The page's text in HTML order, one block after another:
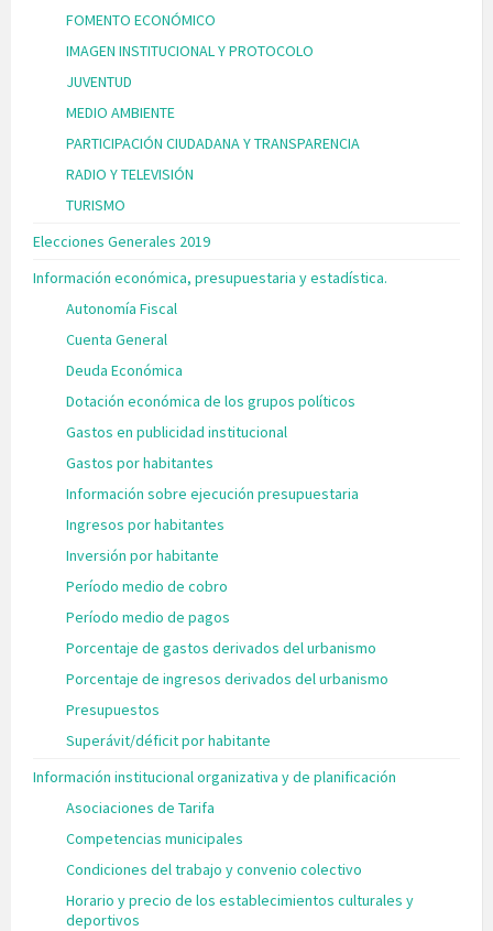
FOMENTO ECONÓMICO
IMAGEN INSTITUCIONAL Y PROTOCOLO
JUVENTUD
MEDIO AMBIENTE
PARTICIPACIÓN CIUDADANA Y TRANSPARENCIA
RADIO Y TELEVISIÓN
TURISMO
Elecciones Generales 2019
Información económica, presupuestaria y estadística.
Autonomía Fiscal
Cuenta General
Deuda Económica
Dotación económica de los grupos políticos
Gastos en publicidad institucional
Gastos por habitantes
Información sobre ejecución presupuestaria
Ingresos por habitantes
Inversión por habitante
Período medio de cobro
Período medio de pagos
Porcentaje de gastos derivados del urbanismo
Porcentaje de ingresos derivados del urbanismo
Presupuestos
Superávit/déficit por habitante
Información institucional organizativa y de planificación
Asociaciones de Tarifa
Competencias municipales
Condiciones del trabajo y convenio colectivo
Horario y precio de los establecimientos culturales y
deportivos